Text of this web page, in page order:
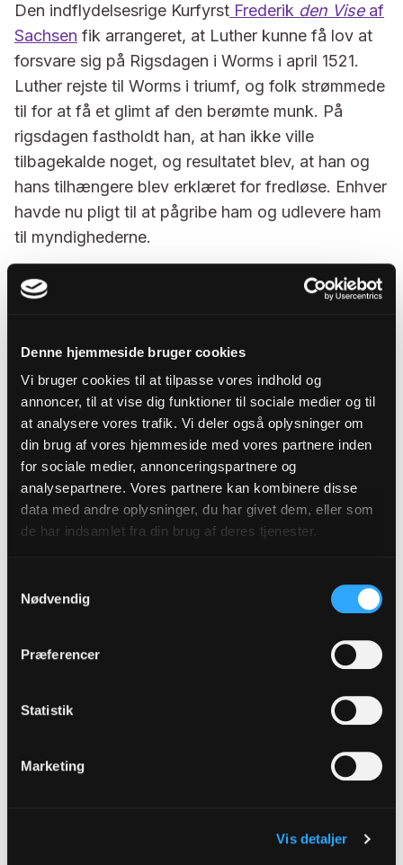
Denne hjemmeside bruger cookies
Vi bruger cookies til at tilpasse vores indhold og
annoncer, til at vise dig funktioner til sociale medier og til
at analysere vores trafik. Vi deler også oplysninger om
din brug af vores hjemmeside med vores partnere inden
for sociale medier, annonceringspartnere og
analysepartnere. Vores partnere kan kombinere disse
data med andre oplysninger, du har givet dem, eller som
de har indsamlet fra din brug af deres tjenester.
Nødvendig
Præferencer
Statistik
Marketing
Vis detaljer
Den indflydelsesrige Kurfyrst Frederik den Viseaf
Sachsen fik arrangeret, at Luther kunne få lov at
forsvare sig på Rigsdagen i Worms i april 1521.
Luther rejste til Worms i triumf, og folk strømmede
til for at få et glimt af den berømte munk. På
rigsdagen fastholdt han, at han ikke ville
tilbagekalde noget, og resultatet blev, at han og
hans tilhængere blev erklæret for fredløse. Enhver
havde nu pligt til at pågribe ham og udlevere ham
til myndighederne.
På hjemrejsen arrangerede kurfyrst Frederik et
fingeret overfald på Luther, hvorefter Luther
”forsvandt”. Kun få vidste, at han var blevet ført til
fyrstens borg, Wartburg, hvor han i knapt et år
skjulte sig under dæknavnet Junker Jörg. Mens
en prædikensamling på tysk. To værker, der